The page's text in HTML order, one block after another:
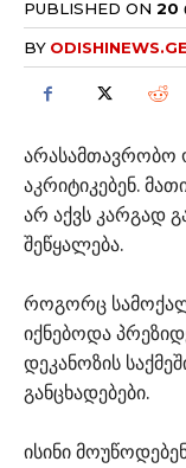
PUBLISHED ON 20
BY ODISHINEWS.GE
არასამთავრობო
აკრიტიკებენ.
არ აქვს კარგად
შეწყალება.
როგორც
იქნებოდა
დეკანოზის
განცხადებები.
ისინი